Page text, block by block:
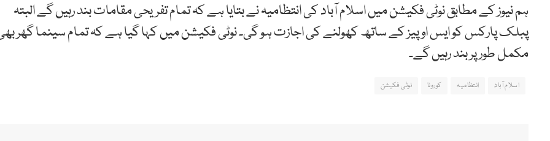
ہم نیوز کے مطابق نوٹی فکیشن میں اسلام آباد کی انتظامیہ نے بتایا ہے کہ تمام تفریحی مقامات بند رہیں گے البتہ
پبلک پارکس کو ایس او پیز کے ساتھ کھولنے کی اجازت ہو گی۔ نوٹی فکیشن میں کہا گیا ہے کہ تمام سینما گھر
مکمل طور پر بند رہیں گے۔
اسلام آباد انتظامیہ کورونا نوٹی فکیشن